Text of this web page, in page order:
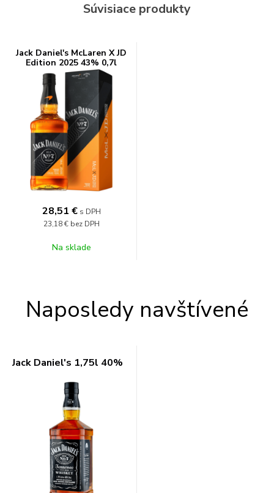
Súvisiace produkty
Jack Daniel's McLaren X JD
Edition 2025 43% 0,7l
28,51 € s DPH
23,18 € bez DPH
Na sklade
Naposledy navštívené
Jack Daniel's 1,75l 40%